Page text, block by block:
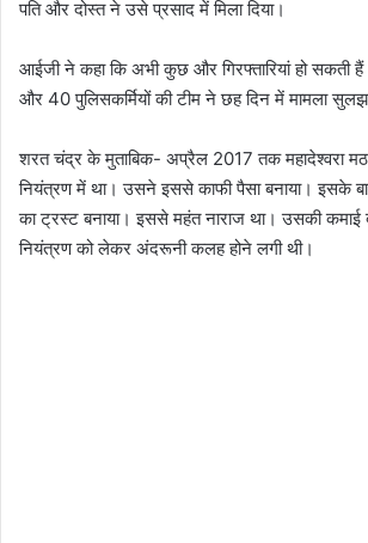
पति और दोस्त ने उसे प्रसाद में मिला दिया।
आईजी ने कहा कि अभी कुछ और गिरफ्तारियां हो सकती
और 40 पुलिसकर्मियों की टीम ने छह दिन में मामला
शरत चंद्र के मुताबिक- अप्रैल 2017 तक महादेश्वरा मठ
नियंत्रण में था। उसने इससे काफी पैसा बनाया। इसके
का ट्रस्ट बनाया। इससे महंत नाराज था। उसकी कमाई
नियंत्रण को लेकर अंदरूनी कलह होने लगी थी।